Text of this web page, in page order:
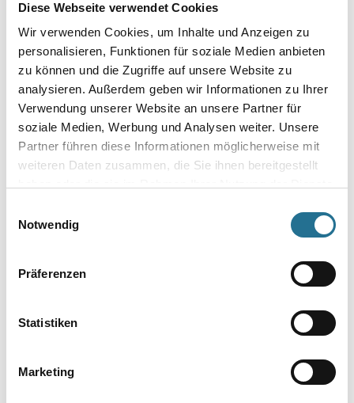
Diese Webseite verwendet Cookies
Wir verwenden Cookies, um Inhalte und Anzeigen zu
personalisieren, Funktionen für soziale Medien anbieten
zu können und die Zugriffe auf unsere Website zu
analysieren. Außerdem geben wir Informationen zu Ihrer
Verwendung unserer Website an unsere Partner für
soziale Medien, Werbung und Analysen weiter. Unsere
Partner führen diese Informationen möglicherweise mit
weiteren Daten zusammen, die Sie ihnen bereitgestellt
Notwendig
Präferenzen
Statistiken
Marketing
Körnung